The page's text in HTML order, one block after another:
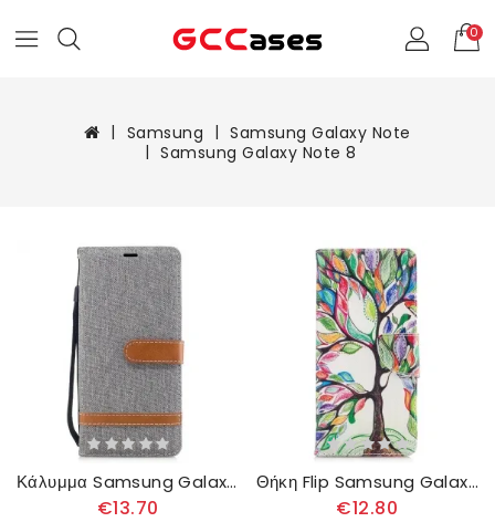
0
Samsung
Samsung Galaxy Note
Samsung Galaxy Note 8
Κάλυμμα Samsung Galaxy Note 8 Εφέ Υφασμάτων Και Δέρματος
€13.70
Θήκη Flip Samsung Galaxy Note 8 Έγχρωμο Δέντρο
€12.80